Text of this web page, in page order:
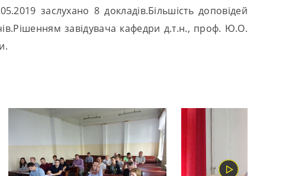
заслухано 8 докладів.Більшість доповідей
завідувача кафедри д.т.н., проф. Ю.О.